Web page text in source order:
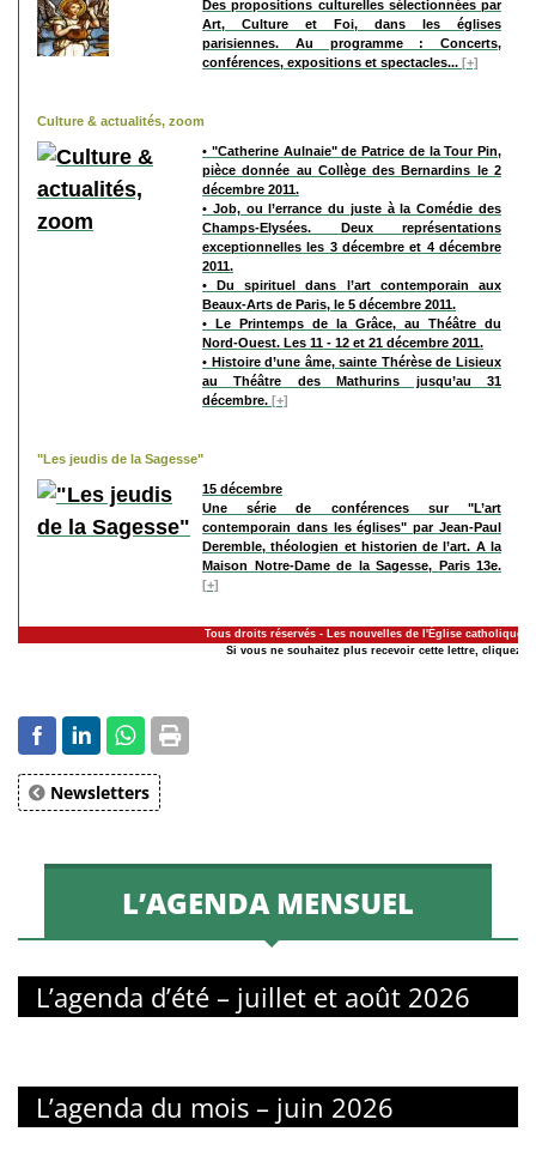
Des propositions culturelles sélectionnées par
Art, Culture et Foi, dans les églises
parisiennes. Au programme : Concerts,
conférences, expositions et spectacles... [+]
Culture & actualités, zoom
• "Catherine Aulnaie" de Patrice de la Tour Pin,
pièce donnée au Collège des Bernardins le 2
décembre 2011.
• Job, ou l’errance du juste à la Comédie des
Champs-Elysées. Deux représentations
exceptionnelles les 3 décembre et 4 décembre
2011.
• Du spirituel dans l’art contemporain aux
Beaux-Arts de Paris, le 5 décembre 2011.
• Le Printemps de la Grâce, au Théâtre du
Nord-Ouest. Les 11 - 12 et 21 décembre 2011.
• Histoire d’une âme, sainte Thérèse de Lisieux
au Théâtre des Mathurins jusqu’au 31
décembre. [+]
"Les jeudis de la Sagesse"
15 décembre
Une série de conférences sur "L’art
contemporain dans les églises" par Jean-Paul
Deremble, théologien et historien de l’art. A la
Maison Notre-Dame de la Sagesse, Paris 13e.
[+]
Tous droits réservés - Les nouvelles de l'Église catholique à
Si vous ne souhaitez plus recevoir cette lettre, cliquez-
Newsletters
L’AGENDA MENSUEL
L’agenda d’été – juillet et août 2026
L’agenda du mois – juin 2026